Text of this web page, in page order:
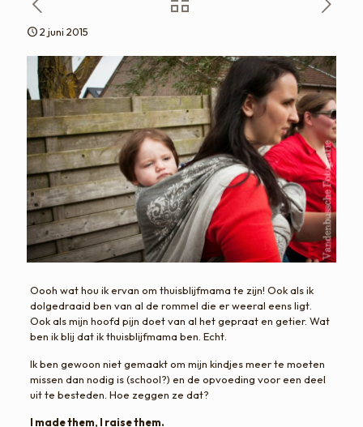
2 juni 2015
Oooh wat hou ik ervan om thuisblijfmama te zijn! Ook als ik
dolgedraaid ben van al de rommel die er weeral eens ligt.
Ook als mijn hoofd pijn doet van al het gepraat en getier. Wat
ben ik blij dat ik thuisblijfmama ben. Echt.
Ik ben gewoon niet gemaakt om mijn kindjes meer te moeten
missen dan nodig is (school?) en de opvoeding voor een deel
uit te besteden. Hoe zeggen ze dat?
I made them, I raise them.